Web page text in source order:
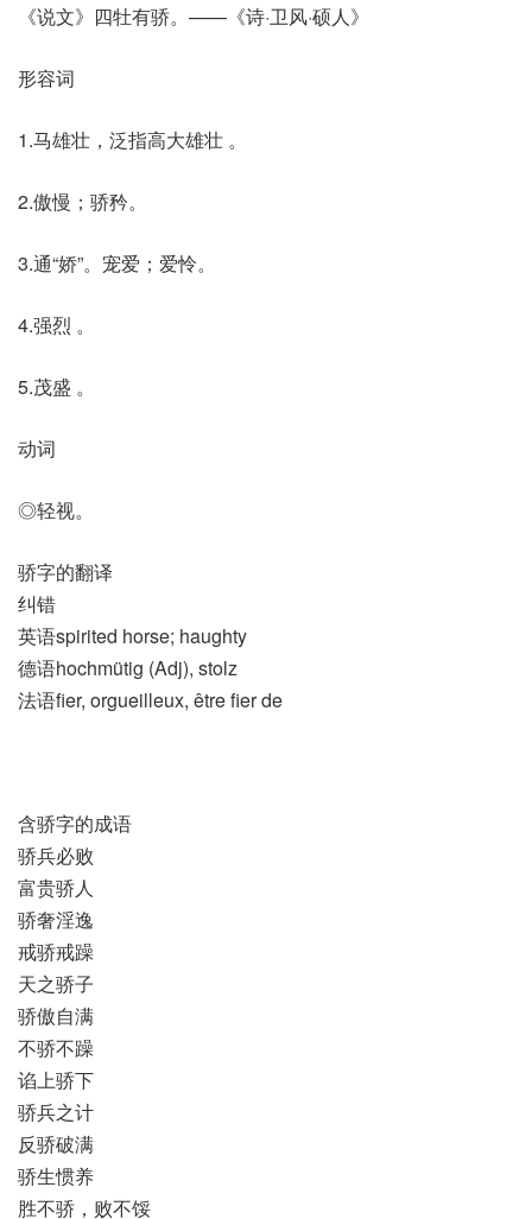
《说文》四牡有骄。——《诗·卫风·硕人》
形容词
1.马雄壮，泛指高大雄壮 。
2.傲慢；骄矜。
3.通“娇”。宠爱；爱怜。
4.强烈 。
5.茂盛 。
动词
◎轻视。
骄字的翻译
纠错
英语spirited horse; haughty
德语hochmütig (Adj)​, stolz
法语fier, orgueilleux, être fier de
含骄字的成语
骄兵必败
富贵骄人
骄奢淫逸
戒骄戒躁
天之骄子
骄傲自满
不骄不躁
谄上骄下
骄兵之计
反骄破满
骄生惯养
胜不骄，败不馁